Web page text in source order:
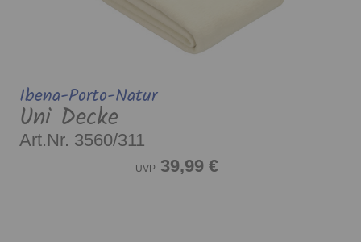
Ibena-Porto-Natur
Uni Decke
Art.Nr. 3560/311
UVP 39,99 €